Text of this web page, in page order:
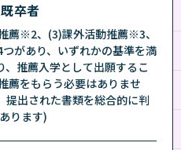
卒者
薦※2、(3)課外活動推薦※3、
があり、いずれかの基準を満
推薦入学として出願するこ
薦をもらう必要はありませ
提出された書類を総合的に判
ります)